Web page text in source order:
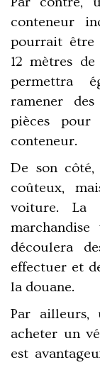
conteneur
pourrait être
12 mètres
permettra
ramener
pièces
conteneur.
De son
coûteux,
voiture. La
découlera
effectuer et
la douane.
Par ailleurs,
acheter un
est